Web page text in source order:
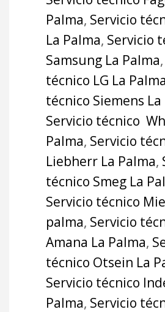
Palma, Servicio
La Palma, Servicio
Samsung La Palma,
técnico LG La Palma
técnico Siemens La
Servicio técnico
Palma, Servicio
Liebherr La Palma,
técnico Smeg La
Servicio técnico
palma, Servicio
Amana La Palma,
técnico Otsein La
Servicio técnico
Palma, Servicio